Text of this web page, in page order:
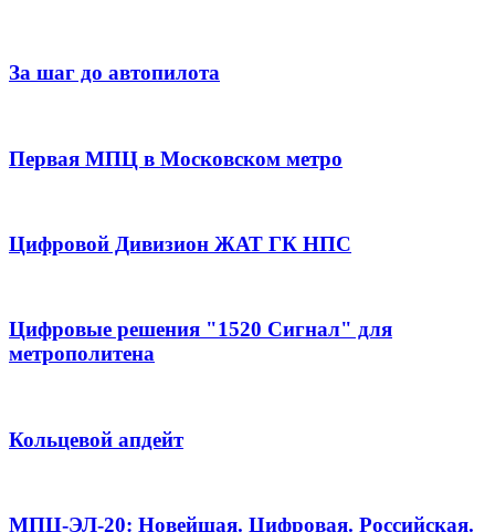
За шаг до автопилота
Первая МПЦ в Московском метро
Цифровой Дивизион ЖАТ ГК НПС
Цифровые решения "1520 Сигнал" для
метрополитена
Кольцевой апдейт
МПЦ-ЭЛ-20: Новейшая. Цифровая. Российская.